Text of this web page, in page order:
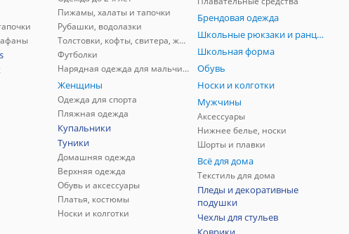
Пижамы, халаты и тапочки
Рубашки, водолазки
Толстовки, кофты, свитера, жилеты
Футболки
Нарядная одежда для мальчиков
Брендовая одежда
Школьные рюкзаки и ранцы, мешки для обуви
Школьная форма
Обувь
Женщины
Одежда для спорта
Пляжная одежда
Купальники
Туники
Домашняя одежда
Верхняя одежда
Обувь и аксессуары
Платья, костюмы
Носки и колготки
Носки и колготки
Мужчины
Аксессуары
Нижнее белье, носки
Шорты и плавки
Всё для дома
Текстиль для дома
Пледы и декоративные
подушки
Чехлы для стульев